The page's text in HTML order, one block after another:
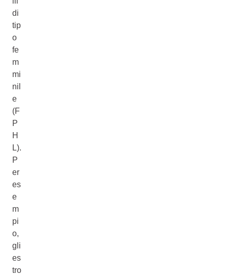
di
tip
o
fe
m
mi
nil
e
(F
P
H
L).
P
er
es
e
m
pi
o,
gli
es
tro